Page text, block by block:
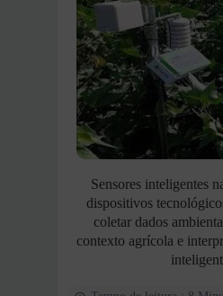
Sensores inteligentes
dispositivos
coletar dados
contexto agrícola e